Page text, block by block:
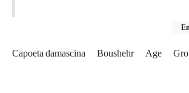
Capoeta damascina Boushehr Age